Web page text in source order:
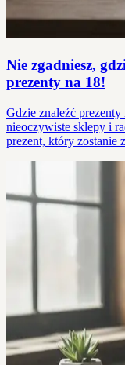
Nie zgadniesz,
prezenty na 18!
Gdzie znaleźć prezenty
nieoczywiste sklepy i
prezent, który zostanie